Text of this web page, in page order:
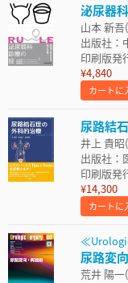
泌尿器
山本 新
出版社：
印刷版発
¥4,840
カートに
尿路結
井上 貴昭
出版社：
印刷版発
¥14,300
カートに
尿路変
荒井 陽